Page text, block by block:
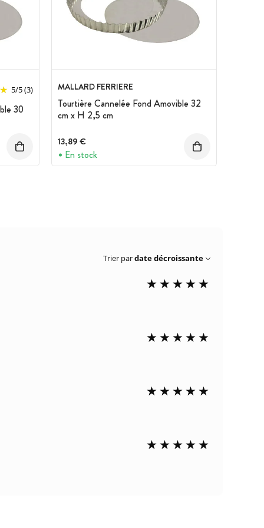
5/5(3)
30
MALLARD FERRIERE
Tourtière Cannelée Fond Amovible 32
cm x H 2,5 cm
13,89 €
En stock
Trier pardate décroissante